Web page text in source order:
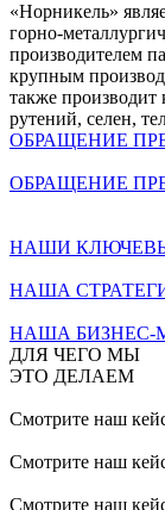
«Норникель»
горно-
производителем
крупным
также производит
рутений, селен,
ОБРАЩЕНИЕ
ОБРАЩЕНИЕ
НАШИ
НАША
НАША БИЗНЕС-
ДЛЯ ЧЕГО МЫ
ЭТО ДЕЛАЕМ
Смотрите наш
Смотрите наш
Смотрите наш